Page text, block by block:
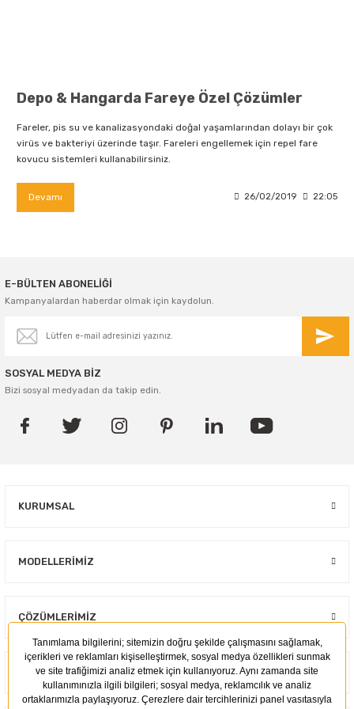
Depo & Hangarda Fareye Özel Çözümler
Fareler, pis su ve kanalizasyondaki doğal yaşamlarından dolayı bir çok
virüs ve bakteriyi üzerinde taşır. Fareleri engellemek için repel fare
kovucu sistemleri kullanabilirsiniz.
Devamı 26/02/2019 22:05
E-BÜLTEN ABONELİĞİ
Kampanyalardan haberdar olmak için kaydolun.
SOSYAL MEDYA BİZ
Bizi sosyal medyadan da takip edin.
KURUMSAL
MODELLERIMIZ
ÇÖZÜMLERIMIZ
KULLANIM ALANLARI